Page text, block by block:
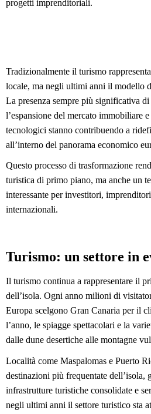
progetti imprenditoriali.
Tradizionalmente il turismo
locale, ma negli ultimi anni il modello
La presenza sempre più significativa
l’espansione del mercato immobiliare
tecnologici stanno contribuendo a
all’interno del panorama economico
Questo processo di trasformazione
turistica di primo piano, ma anche un
interessante per investitori,
internazionali.
Turismo: un settore in
Il turismo continua a rappresentare il
dell’isola. Ogni anno milioni di
Europa scelgono Gran Canaria per il
l’anno, le spiagge spettacolari e la
dalle dune desertiche alle montagne
Località come Maspalomas e Puerto
destinazioni più frequentate dell’isola,
infrastrutture turistiche consolidate e
negli ultimi anni il settore turistico sta